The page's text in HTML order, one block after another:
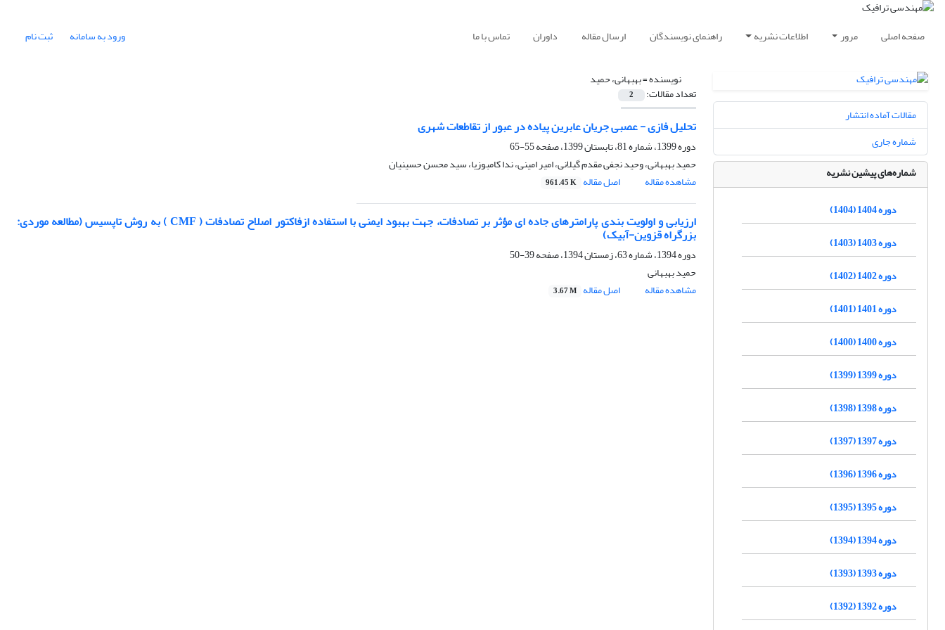
صفحه اصلی مرور اطلاعات نشریه راهنمای نویسندگان ارسال مقاله داوران تماس با ما ورود به سامانه ثبت نام
نویسنده =بهبهانی، حمید
تعداد مقالات: 2
تحلیل فازی - عصبی جریان عابرین پیاده در عبور از تقاطعات شهری
دوره 1399، شماره 81، تابستان 1399، صفحه
55-65
حمید بهبهانی، وحید نجفی مقدم گیلانی، امیر امینی، ندا کامبوزیا، سید محسن حسینیان
مشاهده مقاله
اصل مقاله 961.45 K
ارزیابی و اولویت بندی پارامترهای جاده ای مؤثر بر تصادفات، جهت بهبود ایمنی با استفاده ازفاکتور اصلاح تصادفات ( CMF ) به روش تاپسیس (مطالعه موردی:
بزرگراه قزوین-آبیک)
دوره 1394، شماره 63، زمستان 1394، صفحه
39-50
حمید بهبهانی
مشاهده مقاله
اصل مقاله 3.67 M
مقالات آماده انتشار
شماره جاری
شماره‌های پیشین نشریه
دوره 1404 (1404)
دوره 1403 (1403)
دوره 1402 (1402)
دوره 1401 (1401)
دوره 1400 (1400)
دوره 1399 (1399)
دوره 1398 (1398)
دوره 1397 (1397)
دوره 1396 (1396)
دوره 1395 (1395)
دوره 1394 (1394)
دوره 1393 (1393)
دوره 1392 (1392)